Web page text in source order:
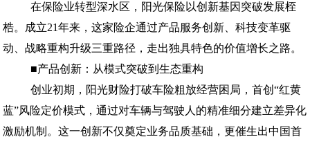
在保险业转型深水区，阳光保险以创新基因突破发展桎
梏。成立21年来，这家险企通过产品服务创新、科技变革驱
动、战略重构升级三重路径，走出独具特色的价值增长之路。
■产品创新：从模式突破到生态重构
创业初期，阳光财险打破车险粗放经营困局，首创“红黄
蓝”风险定价模式，通过对车辆与驾驶人的精准细分建立差异化
激励机制。这一创新不仅奠定业务品质基础，更催生出中国首